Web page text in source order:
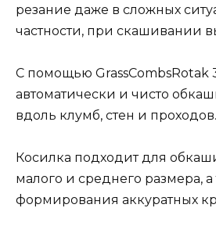
резание даже в сложных
частности, при скашивании
С помощью GrassCombsRotak
автоматически и чисто
вдоль клумб, стен и проходов.
Косилка подходит для
малого и среднего размера, а
формирования аккуратных